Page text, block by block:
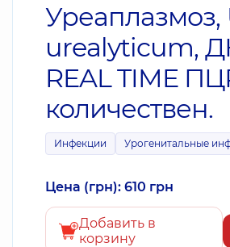
Уреаплазмоз,
urealyticum,
REAL TIME
количествен.
Инфекции Урогенитальные
Цена (грн): 610 грн
Добавить в
корзину